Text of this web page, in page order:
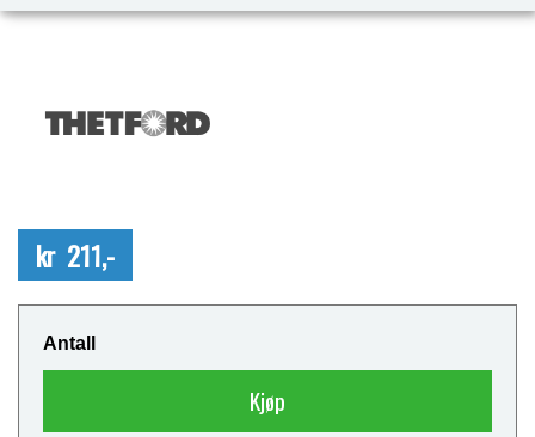
kr 211,-
Antall
Kjøp